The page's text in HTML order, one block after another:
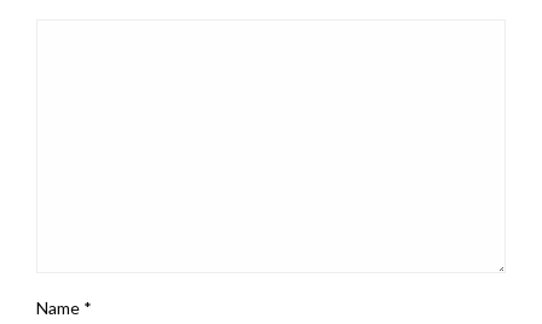
Name *